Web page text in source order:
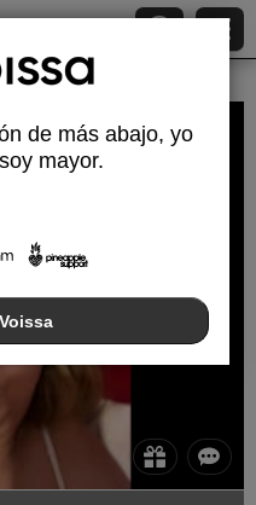
Raluq
de más abajo, yo
mayor.